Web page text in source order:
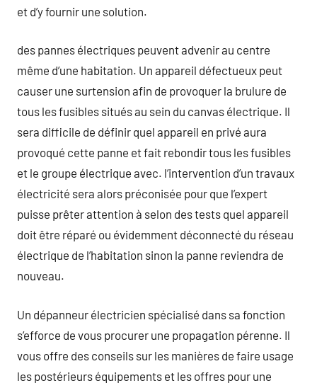
et d’y fournir une solution.
des pannes électriques peuvent advenir au centre
même d’une habitation. Un appareil défectueux peut
causer une surtension afin de provoquer la brulure de
tous les fusibles situés au sein du canvas électrique. Il
sera difficile de définir quel appareil en privé aura
provoqué cette panne et fait rebondir tous les fusibles
et le groupe électrique avec. l’intervention d’un travaux
électricité sera alors préconisée pour que l’expert
puisse prêter attention à selon des tests quel appareil
doit être réparé ou évidemment déconnecté du réseau
électrique de l’habitation sinon la panne reviendra de
nouveau.
Un dépanneur électricien spécialisé dans sa fonction
s’efforce de vous procurer une propagation pérenne. Il
vous offre des conseils sur les manières de faire usage
les postérieurs équipements et les offres pour une